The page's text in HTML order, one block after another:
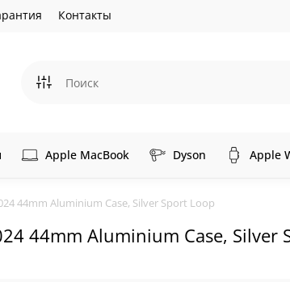
Контакты
Apple MacBook Dyson Apple
44mm Aluminium Case, Silver Sport Loop
44mm Aluminium Case, Silver